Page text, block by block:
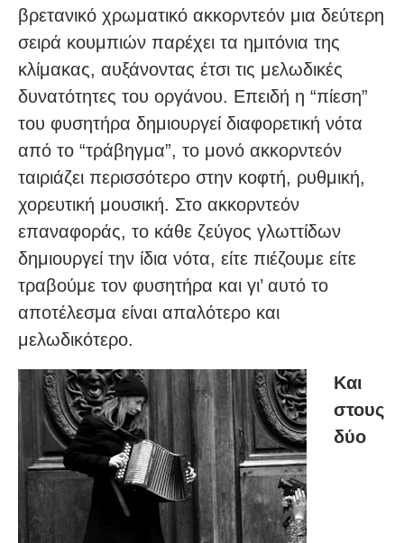
βρετανικό χρωματικό ακκορντεόν μια δεύτερη
σειρά κουμπιών παρέχει τα ημιτόνια της
κλίμακας, αυξάνοντας έτσι τις μελωδικές
δυνατότητες του οργάνου. Επειδή η “πίεση”
του φυσητήρα δημιουργεί διαφορετική νότα
από το “τράβηγμα”, το μονό ακκορντεόν
ταιριάζει περισσότερο στην κοφτή, ρυθμική,
χορευτική μουσική. Στο ακκορντεόν
επαναφοράς, το κάθε ζεύγος γλωττίδων
δημιουργεί την ίδια νότα, είτε πιέζουμε είτε
τραβούμε τον φυσητήρα και γι’ αυτό το
αποτέλεσμα είναι απαλότερο και
μελωδικότερο.
Και
στους
δύο